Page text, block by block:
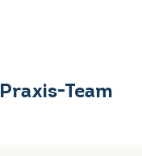
Praxis-Team